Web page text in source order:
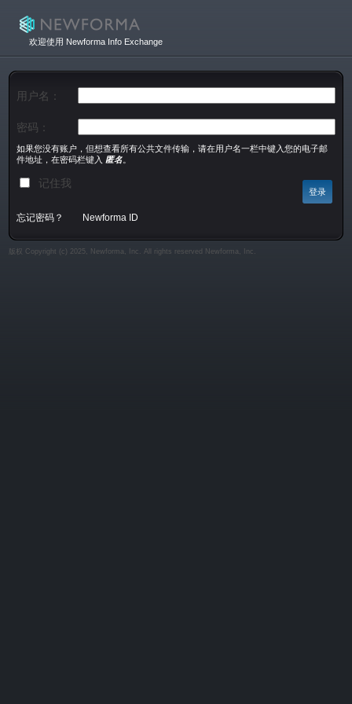
欢迎使用 Newforma Info Exchange
用户名：
密码：
如果您没有账户，但想查看所有公共文件传输，请在用户名一栏中键入您的电子邮
件地址，在密码栏键入 匿名
记住我
忘记密码？ Newforma ID
版权 Copyright (c) 2025, Newforma, Inc. All rights reserved Newforma, Inc.